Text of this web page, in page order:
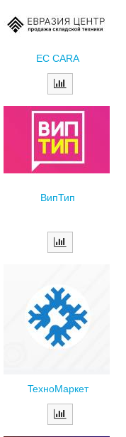
EC CARA
ВипТип
TexнoMapкeт